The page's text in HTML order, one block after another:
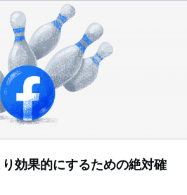
効果的にするための絶対確